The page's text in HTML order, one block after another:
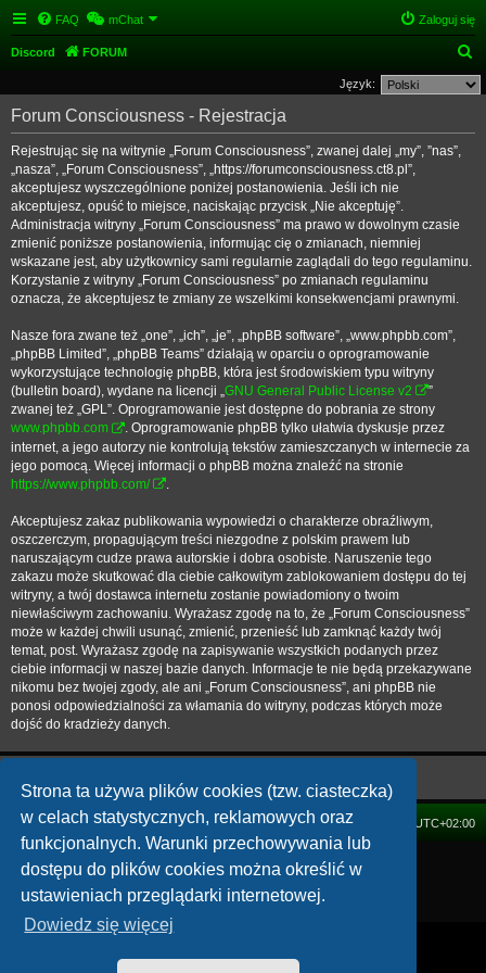
Strona ta używa plików cookies (tzw. ciasteczka)
w celach statystycznych, reklamowych oraz
funkcjonalnych. Warunki przechowywania lub
dostępu do plików cookies można określić w
ustawieniach przeglądarki internetowej.
Dowiedz się więcej
FAQ mChat Zaloguj się
Discord FORUM
z
Język:
Forum Consciousness - Rejestracja
Rejestrując się na witrynie „Forum Consciousness”, zwanej dalej „my”, ”nas”,
„nasza”, „Forum Consciousness”, „https://forumconsciousness.ct8.pl”,
akceptujesz wyszczególnione poniżej postanowienia. Jeśli ich nie
akceptujesz, opuść to miejsce, naciskając przycisk „Nie akceptuję”.
Administracja witryny „Forum Consciousness” ma prawo w dowolnym czasie
zmienić poniższe postanowienia, informując cię o zmianach, niemniej
wskazane jest, aby użytkownicy sami regularnie zaglądali do tego regulaminu.
Korzystanie z witryny „Forum Consciousness” po zmianach regulaminu
oznacza, że akceptujesz te zmiany ze wszelkimi konsekwencjami prawnymi.
Nasze fora zwane też „one”, „ich”, „je”, „phpBB software”, „www.phpbb.com”,
„phpBB Limited”, „phpBB Teams” działają w oparciu o oprogramowanie
wykorzystujące technologię phpBB, która jest środowiskiem typu witryny
(bulletin board), wydane na licencji „GNU General Public License v2
”
zwanej też „GPL”. Oprogramowanie jest dostępne do pobrania ze strony
www.phpbb.com
. Oprogramowanie phpBB tylko ułatwia dyskusje przez
internet, a jego autorzy nie kontrolują tekstów zamieszczanych w internecie za
jego pomocą. Więcej informacji o phpBB można znaleźć na stronie
https://www.phpbb.com/
Akceptujesz zakaz publikowania wypowiedzi o charakterze obraźliwym,
oszczerczym, propagującym treści niezgodne z polskim prawem lub
naruszającym cudze prawa autorskie i dobra osobiste. Naruszenie tego
zakazu może skutkować dla ciebie całkowitym zablokowaniem dostępu do tej
witryny, a twój dostawca internetu zostanie powiadomiony o twoim
niewłaściwym zachowaniu. Wyrażasz zgodę na to, że „Forum Consciousness”
może w każdej chwili usunąć, zmienić, przenieść lub zamknąć każdy twój
temat, post. Wyrażasz zgodę na zapisywanie wszystkich podanych przez
ciebie informacji w naszej bazie danych. Informacje te nie będą przekazywane
nikomu bez twojej zgody, ale ani „Forum Consciousness”, ani phpBB nie
ponosi odpowiedzialności za włamania do witryny, podczas których może
dojść do kradzieży danych.
FORUM Strefa czasowa UTC+02:00
Technologię dostarczaphpBB
® Forum Software © phpBB Limited
Zasady ochrony danych osobowych|Regulamin